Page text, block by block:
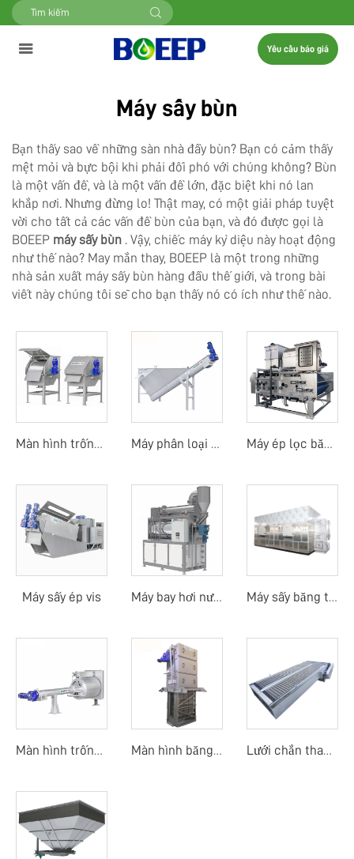
Yêu cầu báo giá
Máy sấy bùn
Bạn thấy sao về những sàn nhà đầy bùn? Bạn có cảm thấy
mệt mỏi và bực bội khi phải đối phó với chúng không? Bùn
là một vấn đề, và là một vấn đề lớn, đặc biệt khi nó lan
khắp nơi. Nhưng đừng lo! Thật may, có một giải pháp tuyệt
vời cho tất cả các vấn đề bùn của bạn, và đó được gọi là
BOEEP máy sấy bùn . Vậy, chiếc máy kỳ diệu này hoạt động
như thế nào? May mắn thay, BOEEP là một trong những
nhà sản xuất máy sấy bùn hàng đầu thế giới, và trong bài
viết này chúng tôi sẽ cho bạn thấy nó có ích như thế nào.
Màn hình trống quay ngoài Máy phân loại cát Máy ép lọc băng tải trống quay
Máy sấy ép vis Máy bay hơi nước thải Máy sấy băng tải nhiệt độ thấp bằng bơm nhiệt
Màn hình trống quay mịn Màn hình băng dòng trung tâm Lưới chắn thanh mảnh